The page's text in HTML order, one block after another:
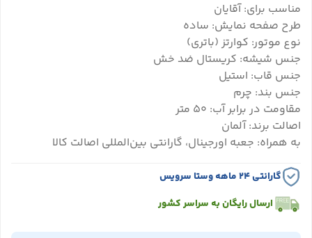
مناسب برای: آقایان
طرح صفحه نمایش: ساده
نوع موتور: کوارتز (باتری)
جنس شیشه: کریستال ضد خش
جنس قاب: استیل
جنس بند: چرم
مقاومت در برابر آب: ۵۰ متر
اصالت برند: آلمان
به همراه: جعبه اورجینال، گارانتی بین‌المللی اصالت کالا
گارانتی ۲۴ ماهه وستا سرویس
ارسال رایگان به سراسر کشور